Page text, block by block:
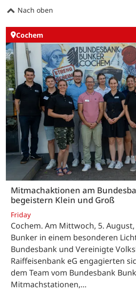
Nach oben
Cochem
Mitmachaktionen am
begeistern Klein und Groß
Friday
Cochem. Am Mittwoch, 5.
Bunker in einem besonderen
Bundesbank und Vereinigte
Raiffeisenbank eG engagierten
dem Team vom Bundesbank
Mitmachstationen,…